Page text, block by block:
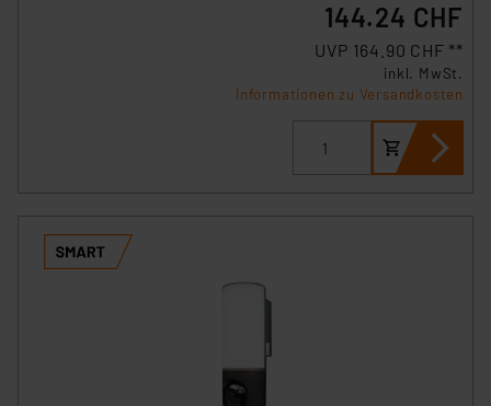
144.24 CHF
UVP 164.90 CHF **
inkl. MwSt.
Informationen zu Versandkosten